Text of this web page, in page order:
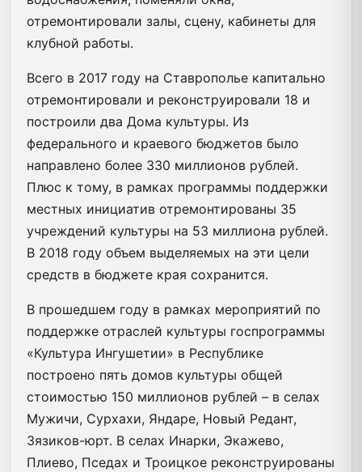
отремонтировали залы, сцену, кабинеты для
клубной работы.
Всего в 2017 году на Ставрополье капитально
отремонтировали и реконструировали 18 и
построили два Дома культуры. Из
федерального и краевого бюджетов было
направлено более 330 миллионов рублей.
Плюс к тому, в рамках программы поддержки
местных инициатив отремонтированы 35
учреждений культуры на 53 миллиона рублей.
В 2018 году объем выделяемых на эти цели
средств в бюджете края сохранится.
В прошедшем году в рамках мероприятий по
поддержке отраслей культуры госпрограммы
«Культура Ингушетии» в Республике
построено пять домов культуры общей
стоимостью 150 миллионов рублей – в селах
Мужичи, Сурхахи, Яндаре, Новый Редант,
Зязиков-юрт. В селах Инарки, Экажево,
Плиево, Пседах и Троицкое реконструированы